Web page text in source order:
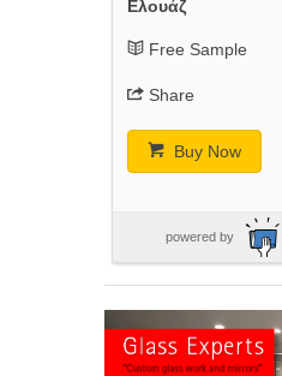
Ελουάζ
Free Sample
Share
Buy Now
powered by